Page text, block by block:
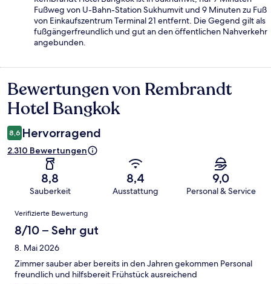
Fußweg von U-Bahn-Station Sukhumvit und 9 Minuten zu Fuß
von Einkaufszentrum Terminal 21 entfernt. Die Gegend gilt als
fußgängerfreundlich und gut an den öffentlichen Nahverkehr
angebunden.
Bewertungen
Bewertungen von Rembrandt
Hotel Bangkok
8,6 Hervorragend
2.310 Bewertungen
8,8
Sauberkeit
8,4
Ausstattung
9,0
Personal & Service
Bewertungen
Verifizierte Bewertung
8/10 – Sehr gut
8. Mai 2026
Zimmer sauber aber bereits in den Jahren gekommen Personal
freundlich und hilfsbereit Frühstück ausreichend